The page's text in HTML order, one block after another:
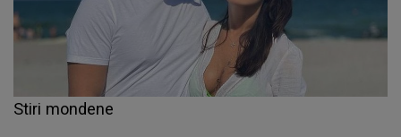
Stiri mondene